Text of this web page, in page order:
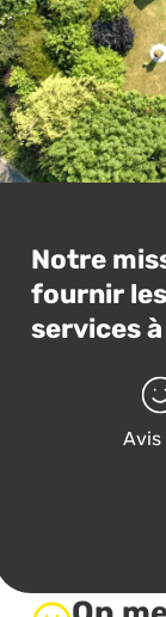
Notre
fournir
services
Avis